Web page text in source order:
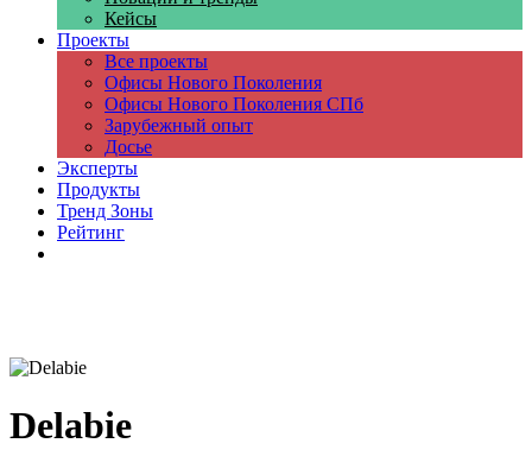
Кейсы
Проекты
Все проекты
Офисы Нового Поколения
Офисы Нового Поколения СПб
Зарубежный опыт
Досье
Эксперты
Продукты
Тренд Зоны
Рейтинг
Delabie